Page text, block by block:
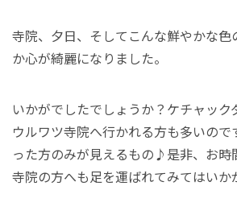
寺院、夕日、そしてこんな鮮やかな色
か心が綺麗になりました。
いかがでしたでしょうか？ケチャック
ウルワツ寺院へ行かれる方も多いの
った方のみが見えるもの♪是非、お時
寺院の方へも足を運ばれてみてはいか